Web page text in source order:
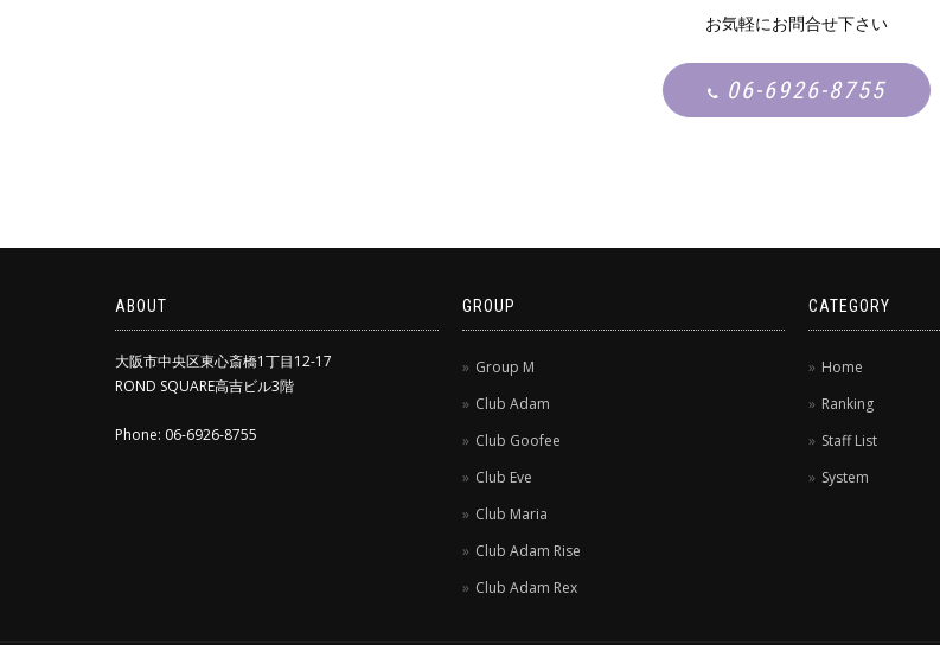
お気軽にお問合せ下さい
06-6926-8755
ABOUT
大阪市中央区東心斎橋1丁目12-17
ROND SQUARE高吉ビル3階
Phone: 06-6926-8755
GROUP
Group M
Club Adam
Club Goofee
Club Eve
Club Maria
Club Adam Rise
Club Adam Rex
CATEGORY
Home
Ranking
Staff List
System